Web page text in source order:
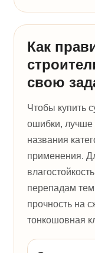
Как
свою
Чтобы купить
ошибки, лучше
названия
применения.
перепадам
прочность на
тонкошовная